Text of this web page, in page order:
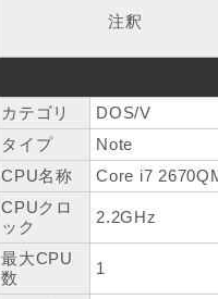
注釈
カテゴリ
DOS/V
タイプ
Note
CPU名称
Core i7
CPUクロ
ック
2.2GHz
最大CPU
数
1